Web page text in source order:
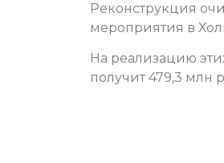
Реконструкция
мероприятия в
На реализацию
получит 479,3 млн